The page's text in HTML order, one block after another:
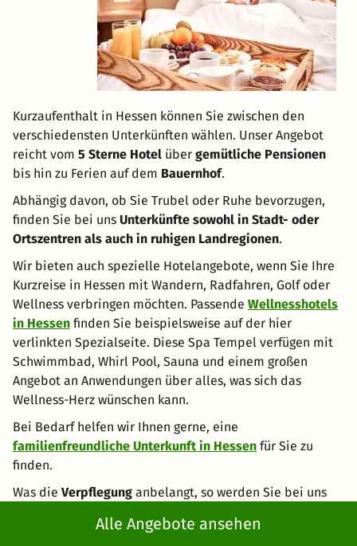
Alle Angebote ansehen
Kurzaufenthalt in Hessen können Sie zwischen den
verschiedensten Unterkünften wählen. Unser Angebot
reicht vom 5 Sterne Hotel über gemütliche Pensionen
bis hin zu Ferien auf dem Bauernhof.
Abhängig davon, ob Sie Trubel oder Ruhe bevorzugen,
finden Sie bei uns Unterkünfte sowohl in Stadt- oder
Ortszentren als auch in ruhigen Landregionen.
Wir bieten auch spezielle Hotelangebote, wenn Sie Ihre
Kurzreise in Hessen mit Wandern, Radfahren, Golf oder
Wellness verbringen möchten. Passende Wellnesshotels
in Hessen finden Sie beispielsweise auf der hier
verlinkten Spezialseite. Diese Spa Tempel verfügen mit
Schwimmbad, Whirl Pool, Sauna und einem großen
Angebot an Anwendungen über alles, was sich das
Wellness-Herz wünschen kann.
Bei Bedarf helfen wir Ihnen gerne, eine
familienfreundliche Unterkunft in Hessen für Sie zu
finden.
Was die Verpflegung anbelangt, so werden Sie bei uns
inkl. abendliches Dinner finden. Sprechen